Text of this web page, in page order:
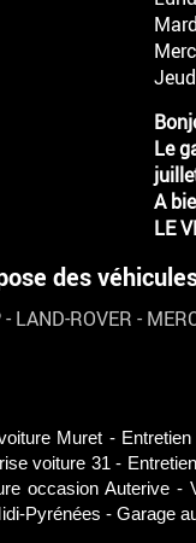
Le
A
LE
des
- LAND-ROVER -
Muret
voiture 31
occasion Auterive
Pyrénées Garage